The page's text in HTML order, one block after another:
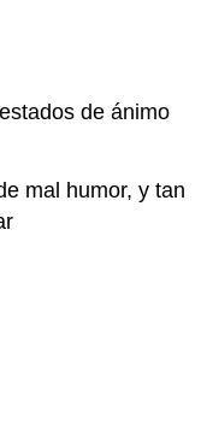
de ánimo
mal humor, y tan